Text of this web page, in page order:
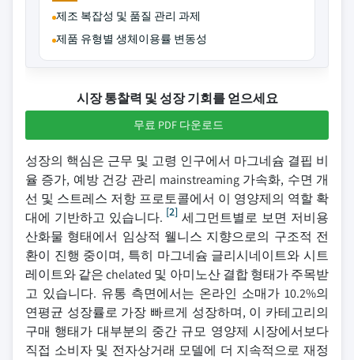
제조 복잡성 및 품질 관리 과제
제품 유형별 생체이용률 변동성
시장 통찰력 및 성장 기회를 얻으세요
무료 PDF 다운로드
성장의 핵심은 근무 및 고령 인구에서 마그네슘 결핍 비
율 증가, 예방 건강 관리 mainstreaming 가속화, 수면 개
선 및 스트레스 저항 프로토콜에서 이 영양제의 역할 확
대에 기반하고 있습니다. [2] 세그먼트별로 보면 저비용
산화물 형태에서 임상적 웰니스 지향으로의 구조적 전
환이 진행 중이며, 특히 마그네슘 글리시네이트와 시트
레이트와 같은 chelated 및 아미노산 결합 형태가 주목받
고 있습니다. 유통 측면에서는 온라인 소매가 10.2%의
연평균 성장률로 가장 빠르게 성장하며, 이 카테고리의
구매 행태가 대부분의 중간 규모 영양제 시장에서보다
직접 소비자 및 전자상거래 모델에 더 지속적으로 재정